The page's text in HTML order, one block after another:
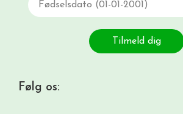
Tilmeld dig
Følg os: